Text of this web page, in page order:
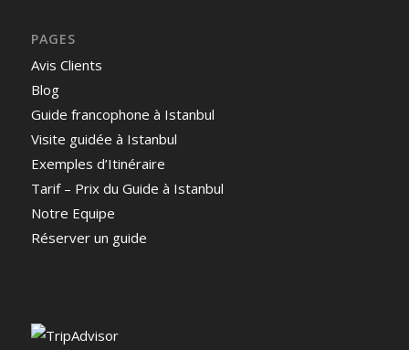
PAGES
Avis Clients
Blog
Guide francophone à Istanbul
Visite guidée à Istanbul
Exemples d’Itinéraire
Tarif – Prix du Guide à Istanbul
Notre Equipe
Réserver un guide